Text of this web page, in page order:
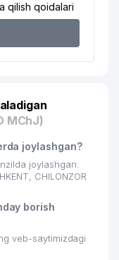
747 м
812 м
829 м
qilish qoidalari
MChJ)
joylashgan?
joylashgan:
CHILONZOR
borish
veb-saytimizdagi